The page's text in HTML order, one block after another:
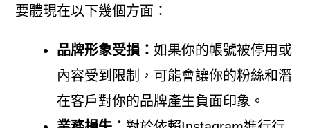
要體現在以下幾個方面：
品牌形象受損： 如果你的帳號被停用或
內容受到限制，可能會讓你的粉絲和潛
在客戶對你的品牌產生負面印象。